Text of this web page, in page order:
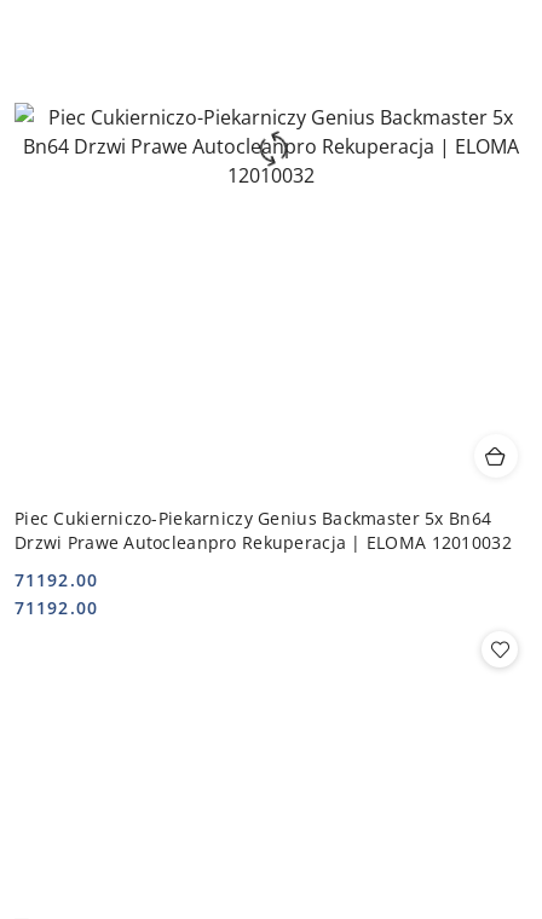
Piec Cukierniczo-Piekarniczy Genius Backmaster 5x Bn64
Drzwi Prawe Autocleanpro Rekuperacja | ELOMA 12010032
Cena:
71192.00
Cena:
71192.00